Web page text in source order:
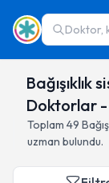
Doktor,
Doktorlar
Toplam 49
uzman bulundu.